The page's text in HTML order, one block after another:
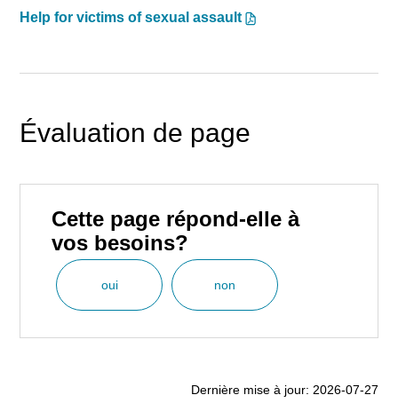
Help for victims of sexual assault
Évaluation de page
Cette page répond-elle à
vos besoins?
oui non
Dernière mise à jour: 2026-07-27